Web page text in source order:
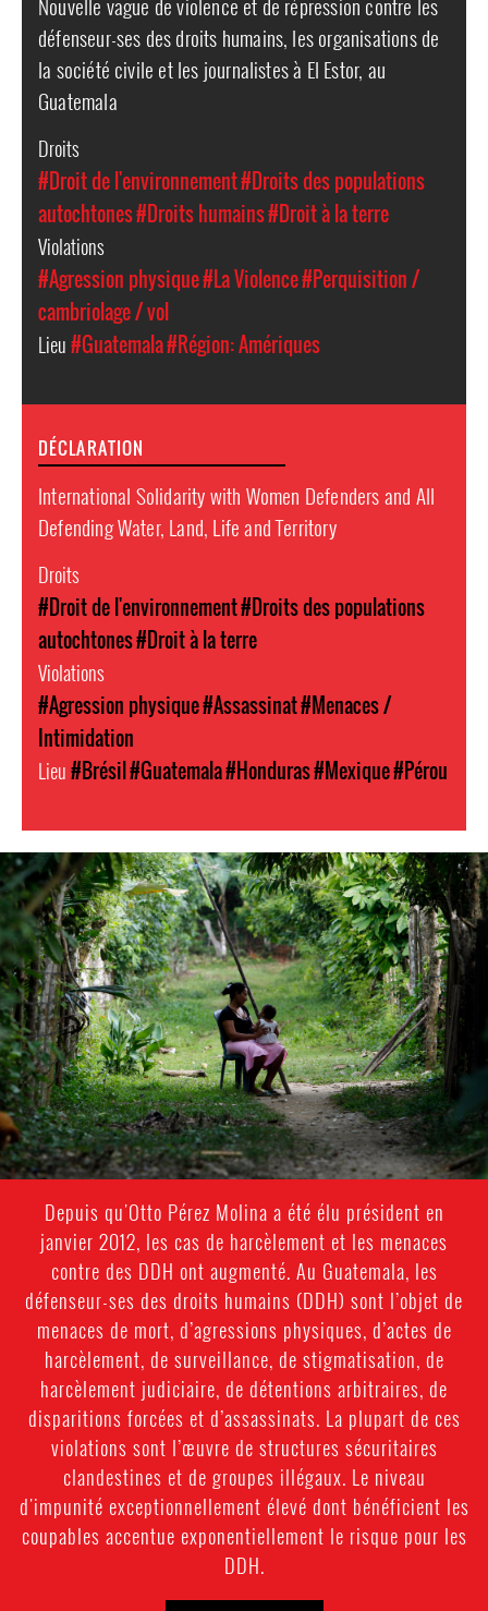
défenseur-ses des droits humains, les organisations de
la société civile et les journalistes à El Estor, au
Guatemala
Droits
#Droit de l'environnement#Droits des populations
autochtones#Droits humains#Droit à la terre
Violations
#Agression physique#La Violence#Perquisition /
cambriolage / vol
Lieu#Guatemala#Région: Amériques
DÉCLARATION
International Solidarity with Women Defenders and All
Defending Water, Land, Life and Territory
Droits
#Droit de l'environnement#Droits des populations
autochtones#Droit à la terre
Violations
#Agression physique#Assassinat#Menaces /
Intimidation
Lieu#Brésil #Guatemala#Honduras#Mexique#Pérou
guatemala-
general-
context.jpg
Depuis qu'Otto Pérez Molina a été élu président en
janvier 2012, les cas de harcèlement et les menaces
contre des DDH ont augmenté. Au Guatemala, les
défenseur-ses des droits humains (DDH) sont l’objet de
menaces de mort, d’agressions physiques, d’actes de
harcèlement, de surveillance, de stigmatisation, de
harcèlement judiciaire, de détentions arbitraires, de
disparitions forcées et d’assassinats. La plupart de ces
violations sont l’œuvre de structures sécuritaires
clandestines et de groupes illégaux. Le niveau
d'impunité exceptionnellement élevé dont bénéficient les
coupables accentue exponentiellement le risque pour les
DDH.